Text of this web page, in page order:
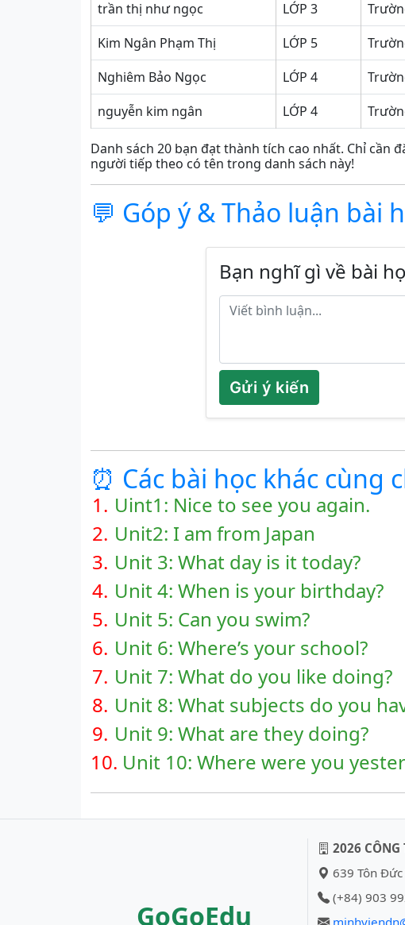
trần thị như ngọc
LỚP 3
Kim Ngân Phạm Thị
LỚP 5
Nghiêm Bảo Ngọc
LỚP 4
nguyễn kim ngân
LỚP 4
Danh sách 20 bạn đạt thành tích cao nhất. Chỉ cần
người tiếp theo có tên trong danh sách này!
💬 Góp ý & Thảo luận bài
Bạn nghĩ gì về bài
Gửi ý kiến
⏰ Các bài học khác cùng
1. Uint1: Nice to see you again.
2. Unit2: I am from Japan
3. Unit 3: What day is it today?
4. Unit 4: When is your birthday?
5. Unit 5: Can you swim?
6. Unit 6: Where’s your school?
7. Unit 7: What do you like doing?
8. Unit 8: What subjects do you
9. Unit 9: What are they doing?
10. Unit 10: Where were you
GoGoEdu
2026 CÔNG
639 Tôn
(+84) 903